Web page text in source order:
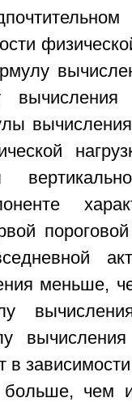
вычисления
меньше,
в
чем